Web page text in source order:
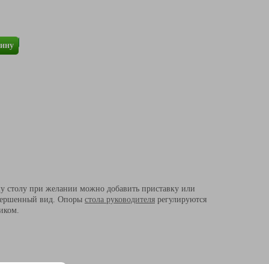
столу при желании можно добавить приставку или
вид. Опоры стола руководителя регулируются